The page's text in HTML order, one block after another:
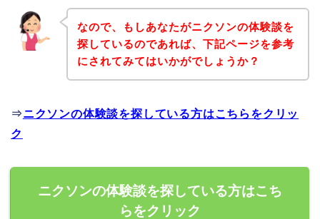
なので、もしあなたがニクソンの体験談を
探しているのであれば、下記ページを参考
にされてみてはいかがでしょうか？
⇒ニクソンの体験談を探している方はこちらをクリッ
ク
ニクソンの体験談を探している方はこち
らをクリック